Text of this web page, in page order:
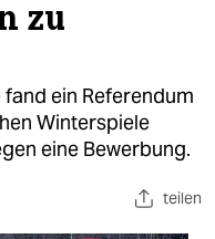
zu
ein Referendum
Winterspiele
eine Bewerbung.
teilen